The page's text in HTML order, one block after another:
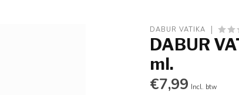
DABUR VATIKA
DABUR
ml.
€7,99 Incl. btw